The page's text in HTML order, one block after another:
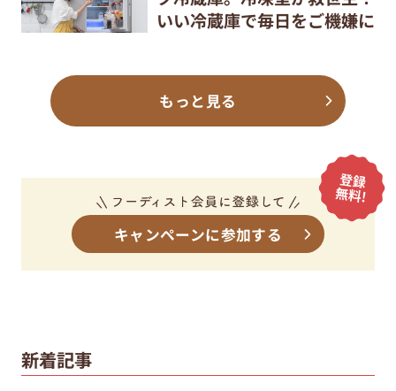
いい冷蔵庫で毎日をご機嫌に
もっと見る
キャンペーンに参加する
新着記事